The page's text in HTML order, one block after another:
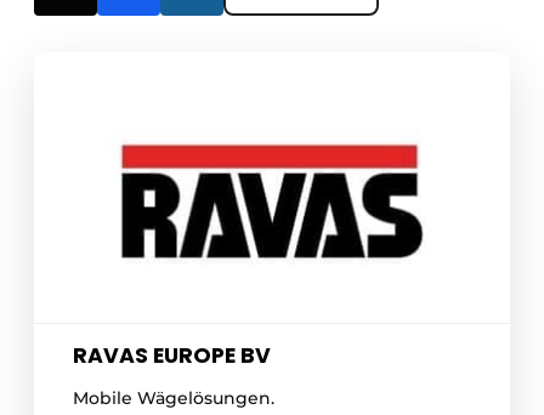
RAVAS EUROPE BV
Mobile Wägelösungen.